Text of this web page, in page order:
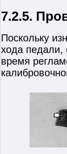
7.2.5.
Поскольку
хода педали,
время